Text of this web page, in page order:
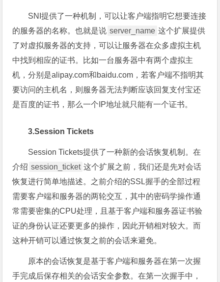
SNI提供了一种机制，可以让客户端指明它想要连接
的服务器的名称。也就是说 server_name 这个扩展提供
了对虚拟服务器的支持，可以让服务器在众多虚拟主机
中找到相应的证书。比如一台服务器中有两个虚拟主
机，分别是alipay.com和baidu.com，若客户端不指明其
要访问的主机名，则服务器无法判断应该回复支付宝还
是百度的证书，那么一个IP地址就只能有一个证书。
3.Session Tickets
Session Tickets提供了一种新的会话恢复机制。在
介绍 session_ticket 这个扩展之前，我们还是先对会话
恢复进行简单地描述。之前介绍的SSL握手的全部过程
需要客户端和服务器的两轮交互，其中的密码学操作通
常需要密集的CPU处理，且基于客户端和服务器证书验
证的身份认证还要更多的操作，因此开销相对较大。而
这种开销可以通过恢复之前的会话来避免。
原本的会话恢复是基于客户端和服务器在第一次握
手完成后保存相关的会话安全参数。在第一次握手中，